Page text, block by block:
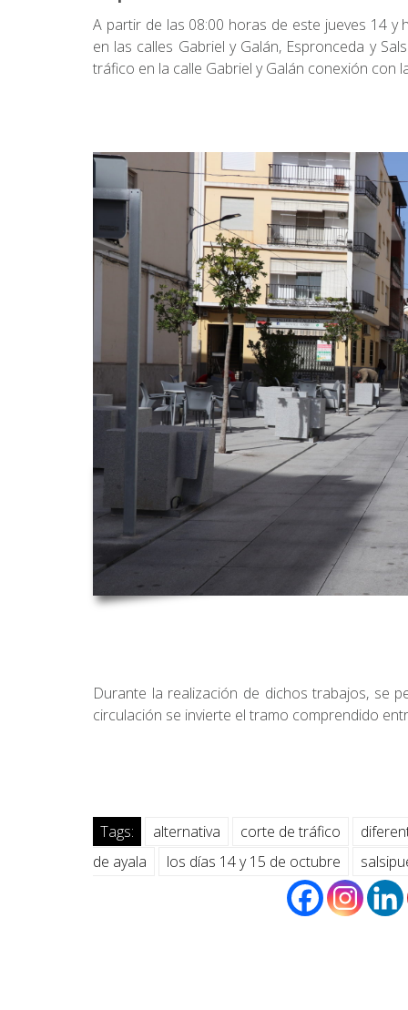
A partir de las 08:00 horas de este jueves 14
en las calles Gabriel y Galán, Espronceda y
tráfico en la calle Gabriel y Galán conexión con
Durante la realización de dichos trabajos, se
circulación se invierte el tramo comprendido
Tags: alternativa corte de tráfico
de ayala
los días 14 y 15 de octubre